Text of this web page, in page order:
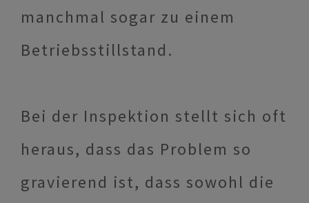
manchmal sogar zu einem
Betriebsstillstand.
Bei der Inspektion stellt sich oft
heraus, dass das Problem so
gravierend ist, dass sowohl die